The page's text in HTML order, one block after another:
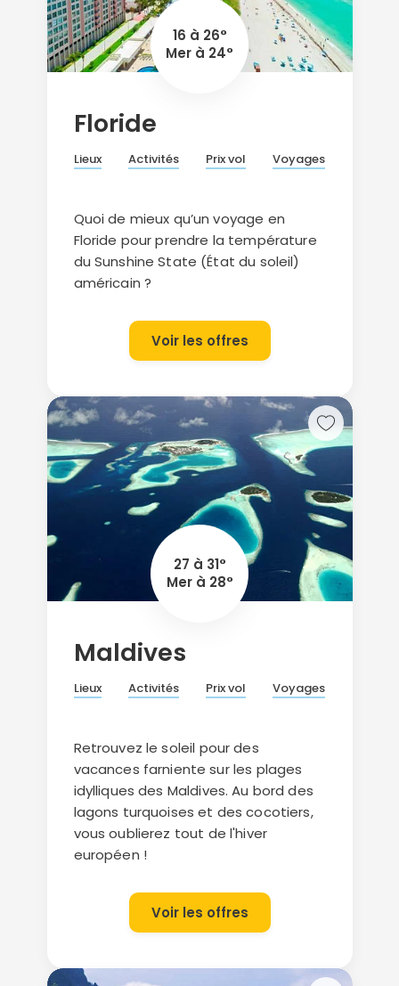
16 à 26°
Mer à 24°
Floride
Lieux Activités Prix vol Voyages
Quoi de mieux qu’un voyage en
Floride pour prendre la température
du Sunshine State (État du soleil)
américain ?
Voir les offres
27 à 31°
Mer à 28°
Maldives
Lieux Activités Prix vol Voyages
Retrouvez le soleil pour des
vacances farniente sur les plages
idylliques des Maldives. Au bord des
lagons turquoises et des cocotiers,
vous oublierez tout de l'hiver
européen !
Voir les offres